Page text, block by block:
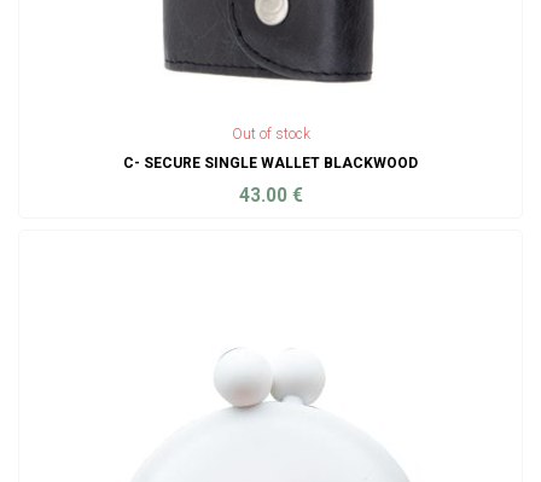
Out of stock
C- SECURE SINGLE WALLET BLACKWOOD
43.00 €